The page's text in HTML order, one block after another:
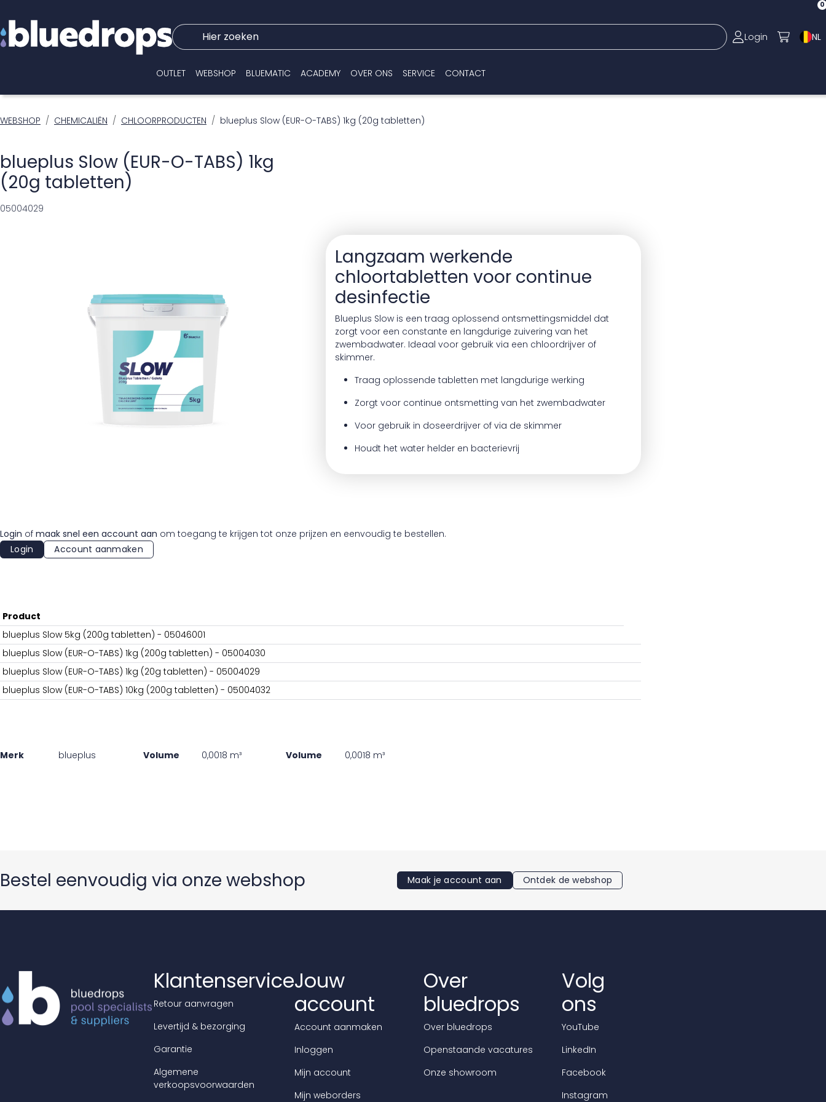
Hier zoeken
Login
0
NL
OUTLET WEBSHOP BLUEMATIC ACADEMY OVER ONS SERVICE CONTACT
WEBSHOP CHEMICALIËN CHLOORPRODUCTEN blueplus Slow (EUR-O-TABS) 1kg (20g tabletten)
blueplus Slow (EUR-O-TABS) 1kg
(20g tabletten)
05004029
Langzaam werkende
chloortabletten voor continue
desinfectie
Blueplus Slow is een traag oplossend ontsmettingsmiddel dat
zorgt voor een constante en langdurige zuivering van het
zwembadwater. Ideaal voor gebruik via een chloordrijver of
skimmer.
Traag oplossende tabletten met langdurige werking
Zorgt voor continue ontsmetting van het zwembadwater
Voor gebruik in doseerdrijver of via de skimmer
Houdt het water helder en bacterievrij
Login of maak snel een account aan om toegang te krijgen tot onze prijzen en eenvoudig te bestellen.
Login
Account aanmaken
Product
blueplus Slow 5kg (200g tabletten) - 05046001
blueplus Slow (EUR-O-TABS) 1kg (200g tabletten) - 05004030
blueplus Slow (EUR-O-TABS) 1kg (20g tabletten) - 05004029
blueplus Slow (EUR-O-TABS) 10kg (200g tabletten) - 05004032
Merk blueplus Volume 0,0018 m³ Volume 0,0018 m³
Bestel eenvoudig via onze webshop Maak je account aan Ontdek de webshop
Klantenservice
Retour aanvragen
Levertijd & bezorging
Garantie
Algemene
verkoopsvoorwaarden
Jouw
account
Account aanmaken
Inloggen
Mijn account
Mijn weborders
Over
bluedrops
Over bluedrops
Openstaande vacatures
Onze showroom
Volg
ons
YouTube
LinkedIn
Facebook
Instagram